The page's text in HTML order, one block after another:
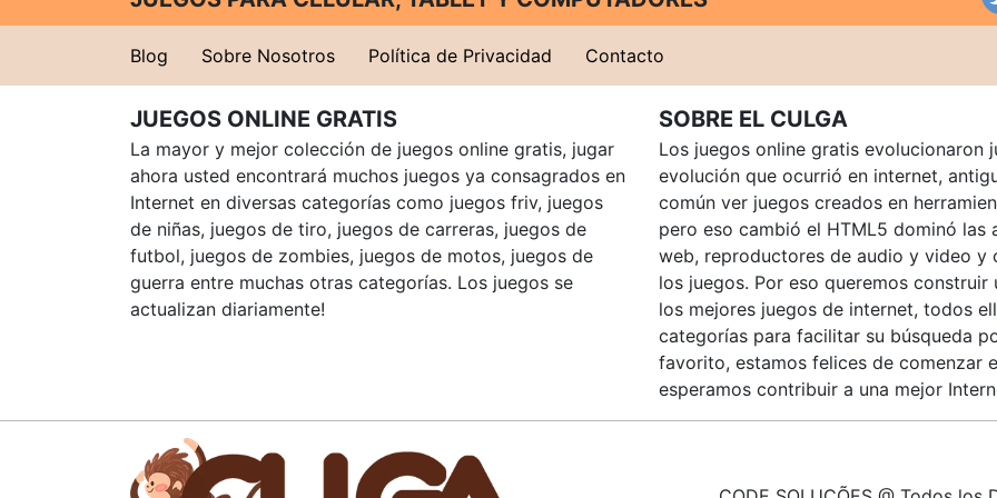
Blog Sobre Nosotros Política de Privacidad Contacto
JUEGOS ONLINE GRATIS
La mayor y mejor colección de juegos online gratis, jugar
ahora usted encontrará muchos juegos ya consagrados en
Internet en diversas categorías como juegos friv, juegos
de niñas, juegos de tiro, juegos de carreras, juegos de
futbol, juegos de zombies, juegos de motos, juegos de
guerra entre muchas otras categorías. Los juegos se
actualizan diariamente!
SOBRE EL CULGA
Los juegos online gratis evolucionaron
evolución que ocurrió en internet,
común ver juegos creados en
pero eso cambió el HTML5 dominó las
web, reproductores de audio y video y
los juegos. Por eso queremos construir
los mejores juegos de internet, todos
categorías para facilitar su búsqueda
favorito, estamos felices de comenzar
esperamos contribuir a una mejor